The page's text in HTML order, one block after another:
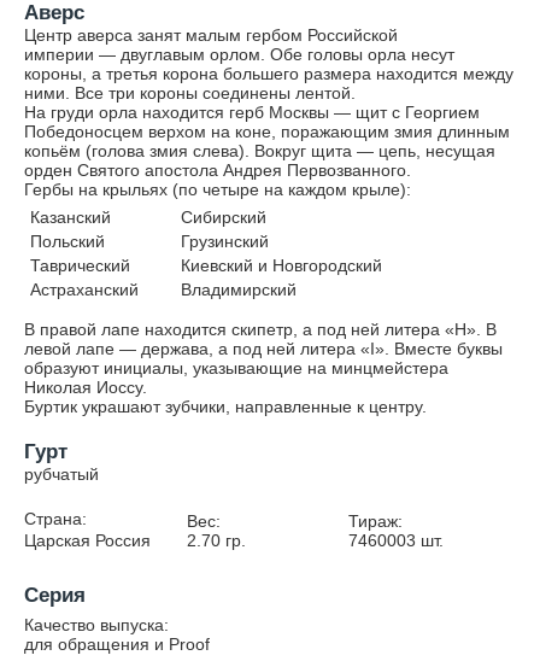
Аверс
Центр аверса занят малым гербом Российской
империи — двуглавым орлом. Обе головы орла несут
короны, а третья корона большего размера находится между
ними. Все три короны соединены лентой.
На груди орла находится герб Москвы — щит с Георгием
Победоносцем верхом на коне, поражающим змия длинным
копьём (голова змия слева). Вокруг щита — цепь, несущая
орден Святого апостола Андрея Первозванного.
Гербы на крыльях (по четыре на каждом крыле):
Казанский
Польский
Таврический
Астраханский
Сибирский
Грузинский
Киевский и Новгородский
Владимирский
В правой лапе находится скипетр, а под ней литера «Н». В
левой лапе — держава, а под ней литера «I». Вместе буквы
образуют инициалы, указывающие на минцмейстера
Николая Иоссу.
Буртик украшают зубчики, направленные к центру.
Гурт
рубчатый
Страна:
Царская Россия
Вес:
2.70гр.
Тираж:
7460003 шт.
Серия
Качество выпуска:
для обращения и Proof